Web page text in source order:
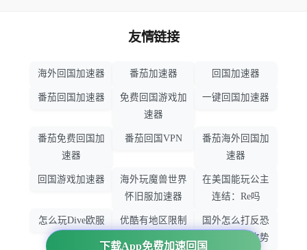
下载App免费加速回国
友情链接
海外回国加速器 番茄加速器 回国加速器
番茄回国加速器
免费回国游戏加
速器
一键回国加速器
番茄免费回国加
速器
番茄回国VPN
番茄海外回国加
速器
回国游戏加速器
海外玩魔兽世界
怀旧服加速器
在美国能玩公主
连结：Re吗
怎么玩Dive欧服
优酷有地区限制
吗
国外怎么打反恐
精英：全球攻势